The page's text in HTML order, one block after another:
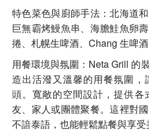
特色菜色與廚師手法：北海道
巨無霸烤鰻魚串、海膽鮭魚卵
捲、札幌生啤酒、Chang 生啤酒
用餐環境與氛圍：Neta Grill 的
造出活潑又溫馨的用餐氛圍
頭。寬敞的空間設計，提供各
友、家人或團體聚餐。這裡對
不諳泰語，也能輕鬆點餐與享受